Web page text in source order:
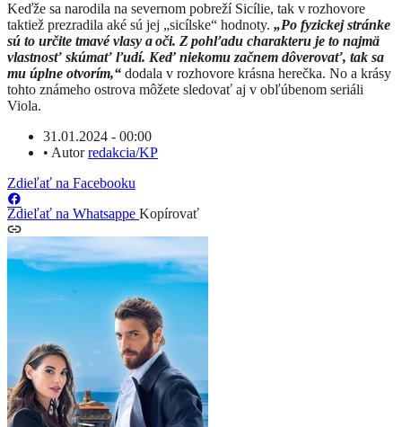
Keďže sa narodila na severnom pobreží Sicílie, tak v rozhovore
taktiež prezradila aké sú jej „sicílske“ hodnoty. „Po fyzickej stránke
sú to určite tmavé vlasy a oči. Z pohľadu charakteru je to najmä
vlastnosť skúmať ľudí. Keď niekomu začnem dôverovať, tak sa
mu úplne otvorím,“ dodala v rozhovore krásna herečka. No a krásy
tohto známeho ostrova môžete sledovať aj v obľúbenom seriáli
Viola.
31.01.2024 - 00:00
• Autorredakcia/KP
Zdieľať na Facebooku
Zdieľať na Whatsappe Kopírovať